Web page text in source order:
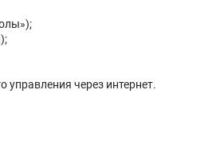
через интернет.